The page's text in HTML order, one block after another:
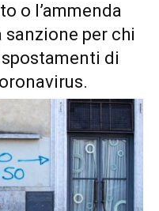
o l’ammenda
sanzione per chi
di